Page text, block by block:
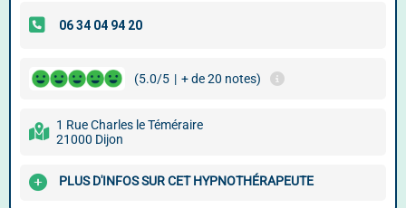
(5.0/5 | + de 20 notes)
1 Rue Charles le Téméraire
21000 Dijon
PLUS D'INFOS SUR CET HYPNOTHÉRAPEUTE